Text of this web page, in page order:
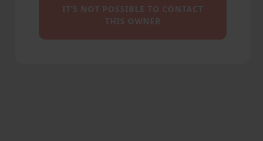
IT’S NOT POSSIBLE TO CONTACT
THIS OWNER